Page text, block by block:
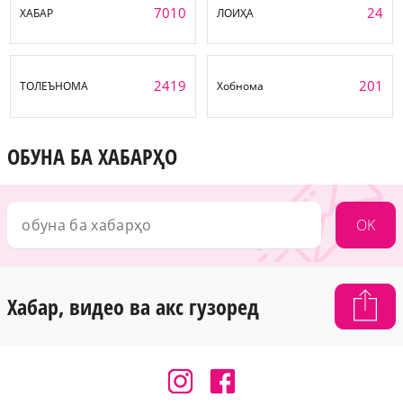
ХАБАР 7010 ЛОИҲА 24
ТОЛЕЪНОМА 2419 Хобнома 201
ОБУНА БА ХАБАРҲО
OK
Хабар, видео ва акс гузоред